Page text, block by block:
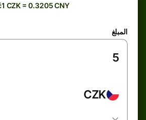
Kč1 CZK = 0.3205 CNY
المبلغ
CZK